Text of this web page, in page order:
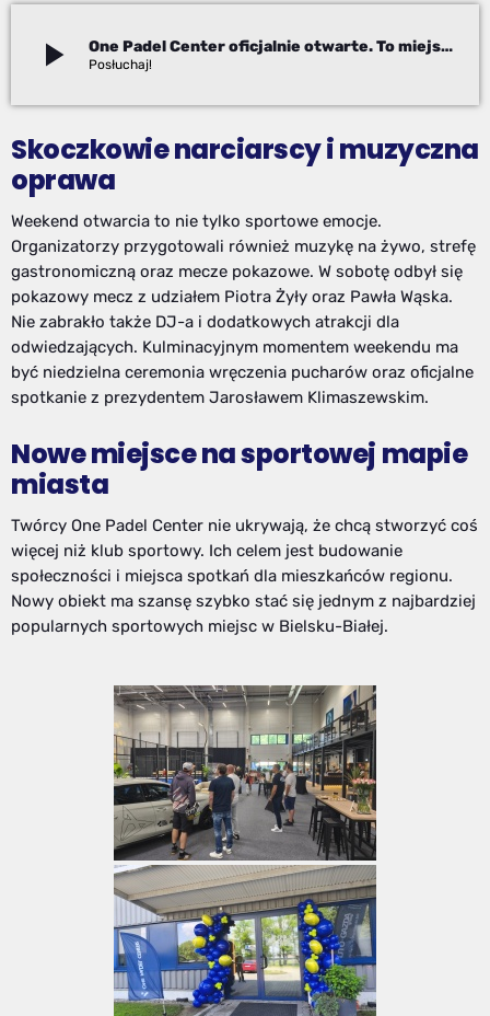
play_arrow One Padel Center oficjalnie otwarte. To miejsce robi ogromne wrażenie
Skoczkowie narciarscy i muzyczna
oprawa
Weekend otwarcia to nie tylko sportowe emocje.
Organizatorzy przygotowali również muzykę na żywo, strefę
gastronomiczną oraz mecze pokazowe. W sobotę odbył się
pokazowy mecz z udziałem Piotra Żyły oraz Pawła Wąska.
Nie zabrakło także DJ-a i dodatkowych atrakcji dla
odwiedzających. Kulminacyjnym momentem weekendu ma
być niedzielna ceremonia wręczenia pucharów oraz oficjalne
spotkanie z prezydentem Jarosławem Klimaszewskim.
Nowe miejsce na sportowej mapie
miasta
Twórcy One Padel Center nie ukrywają, że chcą stworzyć coś
więcej niż klub sportowy. Ich celem jest budowanie
społeczności i miejsca spotkań dla mieszkańców regionu.
Nowy obiekt ma szansę szybko stać się jednym z najbardziej
popularnych sportowych miejsc w Bielsku-Białej.